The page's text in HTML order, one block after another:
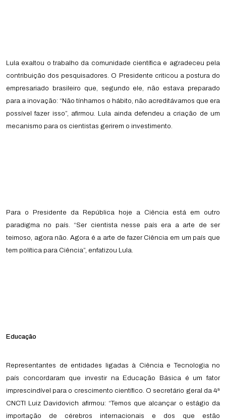
Lula exaltou o trabalho da comunidade científica e agradeceu pela
contribuição dos pesquisadores. O Presidente criticou a postura do
empresariado brasileiro que, segundo ele, não estava preparado
para a inovação: “Não tínhamos o hábito, não acreditávamos que era
possível fazer isso”, afirmou. Lula ainda defendeu a criação de um
mecanismo para os cientistas gerirem o investimento.
Para o Presidente da República hoje a Ciência está em outro
paradigma no país. “Ser cientista nesse país era a arte de ser
teimoso, agora não. Agora é a arte de fazer Ciência em um país que
tem política para Ciência”, enfatizou Lula.
Educação
Representantes de entidades ligadas à Ciência e Tecnologia no
país concordaram que investir na Educação Básica é um fator
imprescindível para o crescimento científico. O secretário geral da 4ª
CNCTI Luiz Davidovich afirmou: “Temos que alcançar o estágio da
importação de cérebros internacionais e dos que estão